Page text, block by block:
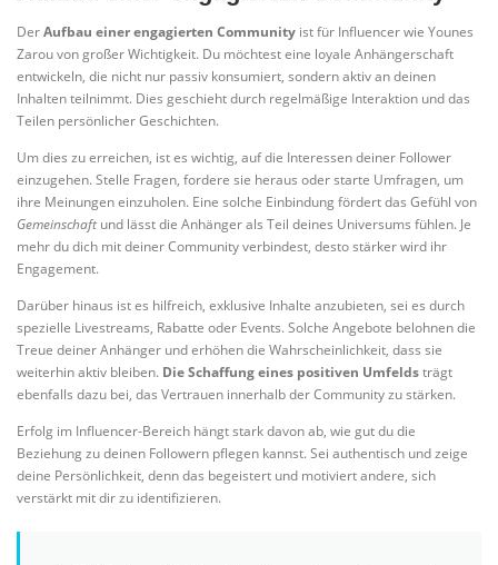
DerAufbau einer engagierten Community ist für Influencer wie Younes
Zarou von großer Wichtigkeit. Du möchtest eine loyale Anhängerschaft
entwickeln, die nicht nur passiv konsumiert, sondern aktiv an deinen
Inhalten teilnimmt. Dies geschieht durch regelmäßige Interaktion und das
Teilen persönlicher Geschichten.
Um dies zu erreichen, ist es wichtig, auf die Interessen deiner Follower
einzugehen. Stelle Fragen, fordere sie heraus oder starte Umfragen, um
ihre Meinungen einzuholen. Eine solche Einbindung fördert das Gefühl von
Gemeinschaft und lässt die Anhänger als Teil deines Universums fühlen. Je
mehr du dich mit deiner Community verbindest, desto stärker wird ihr
Engagement.
Darüber hinaus ist es hilfreich, exklusive Inhalte anzubieten, sei es durch
spezielle Livestreams, Rabatte oder Events. Solche Angebote belohnen die
Treue deiner Anhänger und erhöhen die Wahrscheinlichkeit, dass sie
weiterhin aktiv bleiben. Die Schaffung eines positiven Umfeldsträgt
ebenfalls dazu bei, das Vertrauen innerhalb der Community zu stärken.
Erfolg im Influencer-Bereich hängt stark davon ab, wie gut du die
Beziehung zu deinen Followern pflegen kannst. Sei authentisch und zeige
deine Persönlichkeit, denn das begeistert und motiviert andere, sich
verstärkt mit dir zu identifizieren.